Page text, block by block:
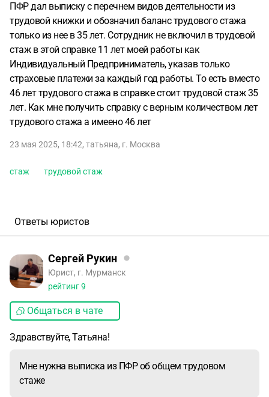
ПФР дал выписку с перечнем видов деятельности из
трудовой книжки и обозначил баланс трудового стажа
только из нее в 35 лет. Сотрудник не включил в трудовой
стаж в этой справке 11 лет моей работы как
Индивидуальный Предприниматель, указав только
страховые платежи за каждый год работы. То есть вместо
46 лет трудового стажа в справке стоит трудовой стаж 35
лет. Как мне получить справку с верным количеством лет
трудового стажа а имеено 46 лет
23 мая 2025, 18:42, татьяна, г. Москва
стаж трудовой стаж
Ответы юристов
Сергей Рукин
Юрист, г. Мурманск
рейтинг9
Общаться в чате
Здравствуйте, Татьяна!
Мне нужна выписка из ПФР об общем трудовом
стаже